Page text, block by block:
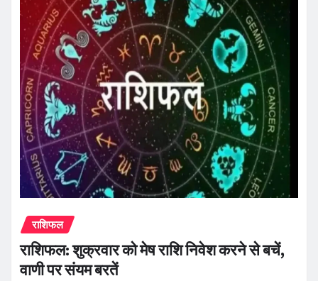
राशिफल
राशिफल: शुक्रवार को मेष राशि निवेश करने से बचें,
वाणी पर संयम बरतें